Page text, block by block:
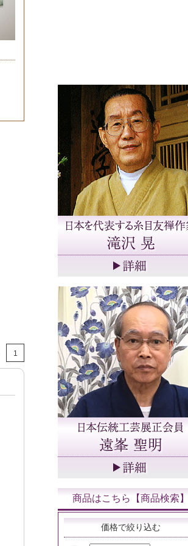
1
商品はこちら【商品検索】
価格で絞り込む